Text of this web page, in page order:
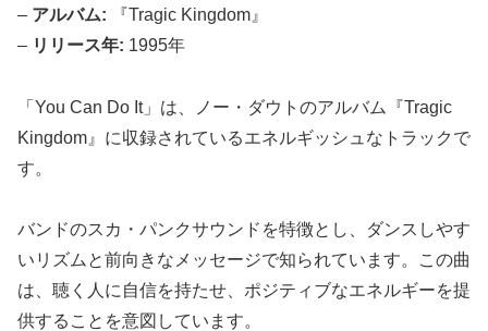
– アルバム: 『Tragic Kingdom』
– リリース年: 1995年
「You Can Do It」は、ノー・ダウトのアルバム『Tragic
Kingdom』に収録されているエネルギッシュなトラックで
す。
バンドのスカ・パンクサウンドを特徴とし、ダンスしやす
いリズムと前向きなメッセージで知られています。この曲
は、聴く人に自信を持たせ、ポジティブなエネルギーを提
供することを意図しています。